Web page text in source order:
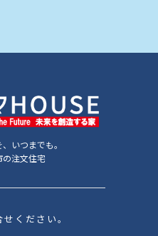
いつまでも。
の注文住宅
ください。